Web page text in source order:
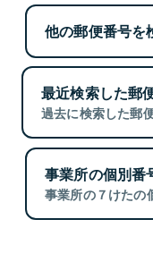
他の郵便番号を
最近検索した郵
過去に検索した郵
事業所の個別番
事業所の７けたの